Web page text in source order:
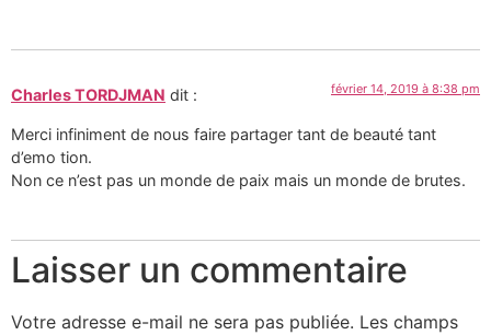
Charles TORDJMAN dit : février 14, 2019 à 8:38 pm
Merci infiniment de nous faire partager tant de beauté tant
d’emo tion.
Non ce n’est pas un monde de paix mais un monde de brutes.
Laisser un commentaire
Votre adresse e-mail ne sera pas publiée. Les champs